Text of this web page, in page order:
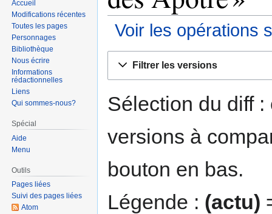
Voir les opérations
navigation
recherche
Filtrer les versions
Sélection du diff
versions à
bouton en bas.
Légende : (actu)
Accueil
Modifications récentes
Toutes les pages
Personnages
Bibliothèque
Nous écrire
Informations
rédactionnelles
Liens
Qui sommes-nous?
Spécial
Aide
Menu
Outils
Pages liées
Suivi des pages liées
Atom